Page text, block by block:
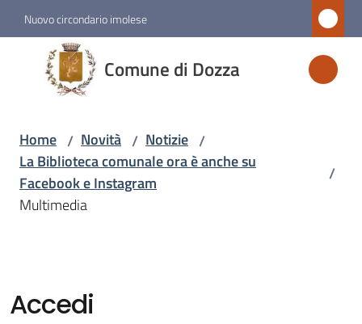
Vai al contenuto
Vai alla navigazione
Vai al footer
Nuovo circondario imolese
Comune di Dozza
Comune
di
Dozza
Amministrazione
Home / Novità / Notizie /
La Biblioteca comunale ora è anche su
Facebook e Instagram
/
Multimedia
Accedi